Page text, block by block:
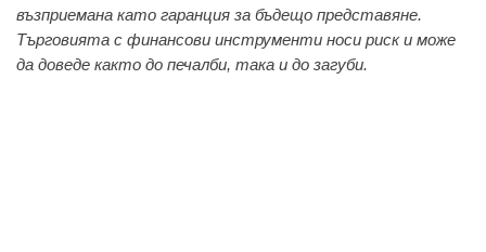
възприемана като гаранция за бъдещо представяне.
Търговията с финансови инструменти носи риск и може
да доведе както до печалби, така и до загуби.